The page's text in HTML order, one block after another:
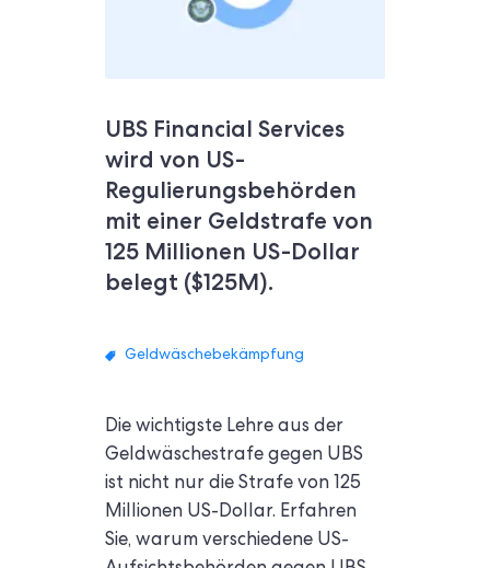
UBS Financial Services
wird von US-
Regulierungsbehörden
mit einer Geldstrafe von
125 Millionen US-Dollar
belegt ($125M).
Geldwäschebekämpfung
Die wichtigste Lehre aus der
Geldwäschestrafe gegen UBS
ist nicht nur die Strafe von 125
Millionen US-Dollar. Erfahren
Sie, warum verschiedene US-